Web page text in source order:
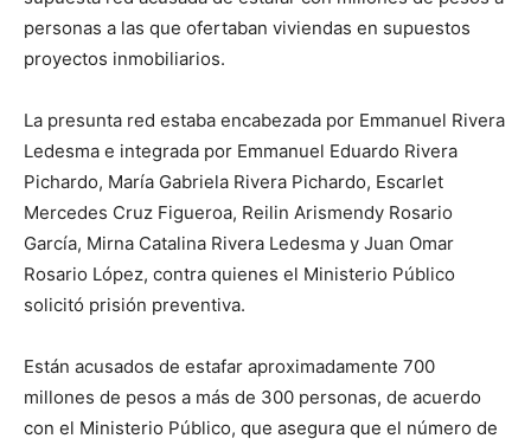
personas a las que ofertaban viviendas en supuestos
proyectos inmobiliarios.
La presunta red estaba encabezada por Emmanuel Rivera
Ledesma e integrada por Emmanuel Eduardo Rivera
Pichardo, María Gabriela Rivera Pichardo, Escarlet
Mercedes Cruz Figueroa, Reilin Arismendy Rosario
García, Mirna Catalina Rivera Ledesma y Juan Omar
Rosario López, contra quienes el Ministerio Público
solicitó prisión preventiva.
Están acusados de estafar aproximadamente 700
millones de pesos a más de 300 personas, de acuerdo
con el Ministerio Público, que asegura que el número de